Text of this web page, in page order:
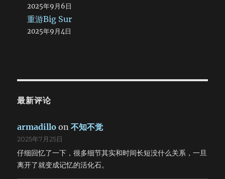
2025年9月6日
重游Big Sur
2025年9月4日
最新评论
armadillo on不知不觉
2025年7月25日
仔细回忆了一下，很多细节其实和时间长短没什么关系，一旦
离开了就变成记忆的活化石。